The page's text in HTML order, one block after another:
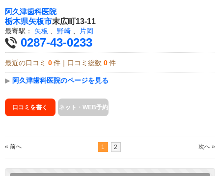
阿久津歯科医院
栃木県矢板市末広町13-11
最寄駅： 矢板 、 野崎 、 片岡
0287-43-0233
最近の口コミ 0 件｜口コミ総数 0 件
▶ 阿久津歯科医院のページを見る
口コミを書く ネット・WEB予約
« 前へ 1 2 次へ »